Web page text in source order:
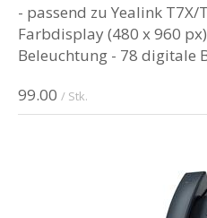
99.00 / Stk.
- passend zu Yealink
Farbdisplay (480 x 960
Beleuchtung - 78 digitale